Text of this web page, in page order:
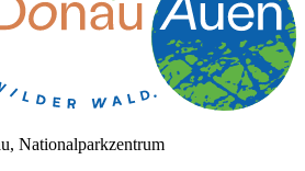
Nationalparkzentrum